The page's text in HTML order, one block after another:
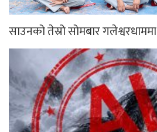
साउनको तेस्रो सोमबार गलेश्वरधाममा